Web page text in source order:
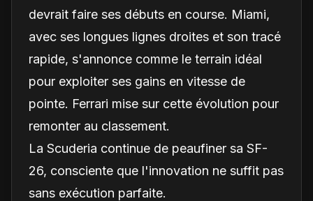
devrait faire ses débuts en course. Miami,
avec ses longues lignes droites et son tracé
rapide, s'annonce comme le terrain idéal
pour exploiter ses gains en vitesse de
pointe. Ferrari mise sur cette évolution pour
remonter au classement.
La Scuderia continue de peaufiner sa SF-
26, consciente que l'innovation ne suffit pas
sans exécution parfaite.